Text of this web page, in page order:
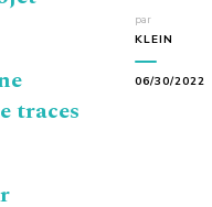
par
KLEIN
06/30/2022
traces